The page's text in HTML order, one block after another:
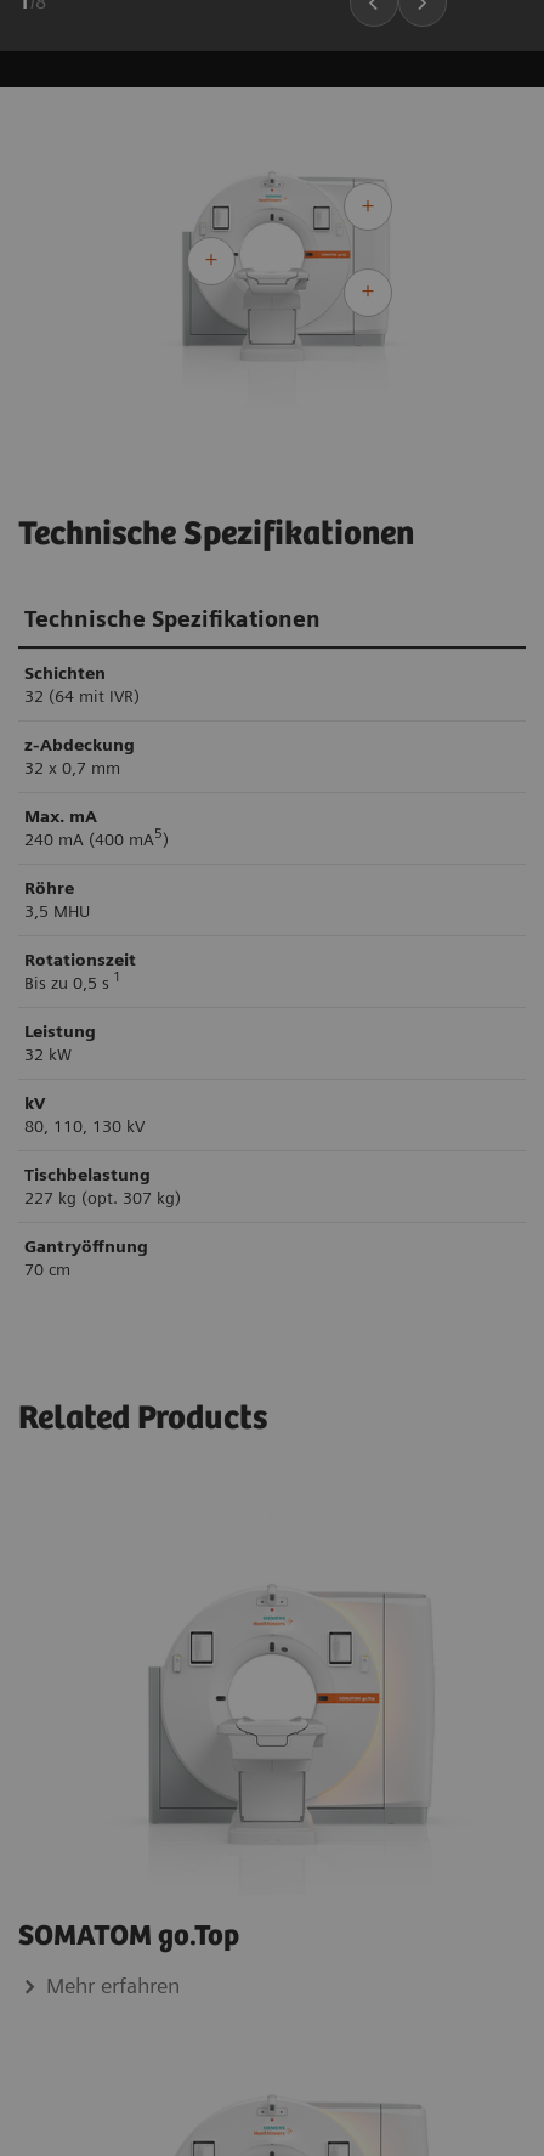
Technische Spezifikationen
Technische Spezifikationen
Schichten
32 (64 mit IVR)
z-Abdeckung
32 x 0,7 mm
Max. mA
240 mA (400 mA5)
Röhre
3,5 MHU
Rotationszeit
Bis zu 0,5 s 1
Leistung
32 kW
kV
80, 110, 130 kV
Tischbelastung
227 kg (opt. 307 kg)
Gantryöffnung
70 cm
Related Products
SOMATOM go.Top
Mehr erfahren